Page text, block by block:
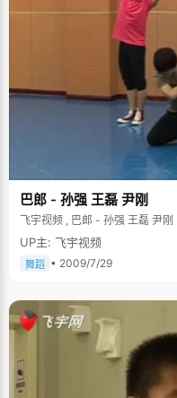
巴郎 - 孙强 王磊 尹刚
飞宇视频 , 巴郎 - 孙强 王磊 尹刚
UP主: 飞宇视频
舞蹈 • 2009/7/29